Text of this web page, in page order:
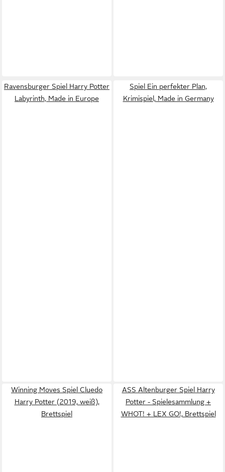
Ravensburger Spiel Harry Potter
Labyrinth, Made in Europe
Spiel Ein perfekter Plan,
Krimispiel, Made in Germany
Winning Moves Spiel Cluedo
Harry Potter (2019, weiß),
Brettspiel
ASS Altenburger Spiel Harry
Potter - Spielesammlung +
WHOT! + LEX GO!, Brettspiel